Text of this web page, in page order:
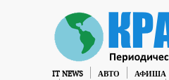
IT NEWS АВТО АФИША